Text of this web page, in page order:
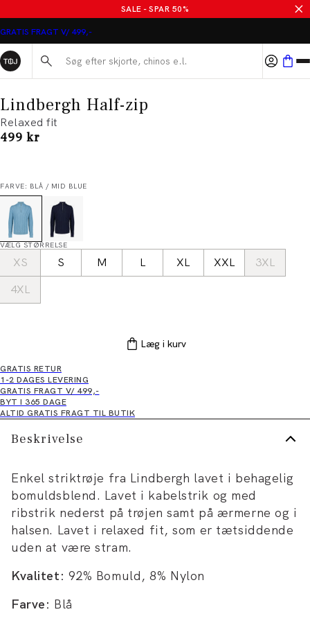
SALE - SPAR 50%
GRATIS FRAGT V/ 499,-
Søg her...
Lindbergh Half-zip
Relaxed fit
I alt (inkl. rabat)
499 kr
FARVE: BLÅ / MID BLUE
VÆLG STØRRELSE
XS S M L XL XXL
3XL
4XL
Læg i kurv
GRATIS RETUR
1-2 DAGES LEVERING
GRATIS FRAGT V/ 499,-
BYT I 365 DAGE
ALTID GRATIS FRAGT TIL BUTIK
Beskrivelse
Enkel striktrøje fra Lindbergh lavet i behagelig
bomuldsblend. Lavet i kabelstrik og med
ribstrik nederst på trøjen samt på ærmerne og i
halsen. Lavet i relaxed fit, som er tætsiddende
uden at være stram.
Kvalitet: 92% Bomuld, 8% Nylon
Farve: Blå